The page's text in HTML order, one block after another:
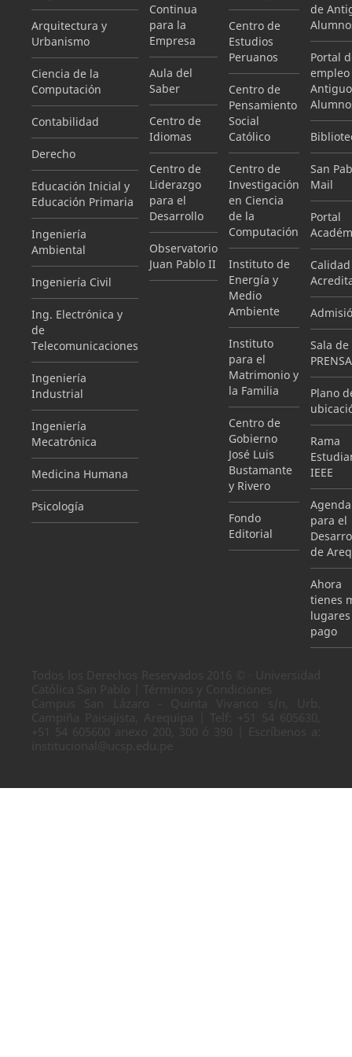
Arquitectura y
Urbanismo
Ciencia de la
Computación
Contabilidad
Derecho
Educación Inicial y
Educación Primaria
Ingeniería
Ambiental
Ingeniería Civil
Ing. Electrónica y
de
Telecomunicaciones
Ingeniería
Industrial
Ingeniería
Mecatrónica
Medicina Humana
Psicología
Continua
para la
Empresa
Aula del
Saber
Centro de
Idiomas
Centro de
Liderazgo
para el
Desarrollo
Observatorio
Juan Pablo II
Centro de
Estudios
Peruanos
Centro de
Pensamiento
Social
Católico
Centro de
Investigación
en Ciencia
de la
Computación
Instituto de
Energía y
Medio
Ambiente
Instituto
para el
Matrimonio y
la Familia
Centro de
Gobierno
José Luis
Bustamante
y Rivero
Fondo
Editorial
de
Portal
empleo
San
Mail
Portal
Sala de
PRENSA
Plano
Rama
IEEE
Agenda
para el
de
Ahora
tienes
pago